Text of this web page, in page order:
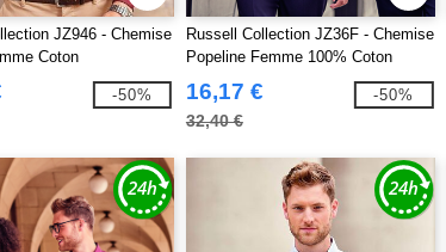
JZ946 - Chemise
Coton
-50%
Russell Collection JZ36F - Chemise
Popeline Femme 100% Coton
16,17 €
32,40 €
-50%